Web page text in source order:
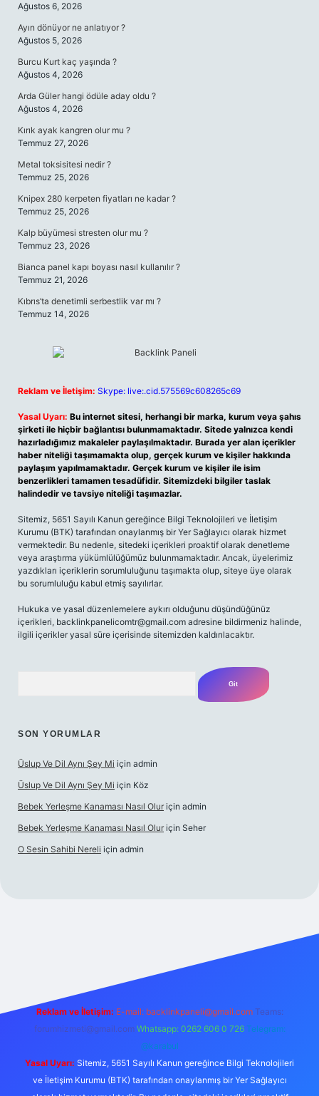
Ağustos 6, 2026
Ayın dönüyor ne anlatıyor ?
Ağustos 5, 2026
Burcu Kurt kaç yaşında ?
Ağustos 4, 2026
Arda Güler hangi ödüle aday oldu ?
Ağustos 4, 2026
Kırık ayak kangren olur mu ?
Temmuz 27, 2026
Metal toksisitesi nedir ?
Temmuz 25, 2026
Knipex 280 kerpeten fiyatları ne kadar ?
Temmuz 25, 2026
Kalp büyümesi stresten olur mu ?
Temmuz 23, 2026
Bianca panel kapı boyası nasıl kullanılır ?
Temmuz 21, 2026
Kıbrıs’ta denetimli serbestlik var mı ?
Temmuz 14, 2026
Reklam ve İletişim: Skype: live:.cid.575569c608265c69
Yasal Uyarı: Bu internet sitesi, herhangi bir marka, kurum veya şahıs
şirketi ile hiçbir bağlantısı bulunmamaktadır. Sitede yalnızca kendi
hazırladığımız makaleler paylaşılmaktadır. Burada yer alan içerikler
haber niteliği taşımamakta olup, gerçek kurum ve kişiler hakkında
paylaşım yapılmamaktadır. Gerçek kurum ve kişiler ile isim
benzerlikleri tamamen tesadüfidir. Sitemizdeki bilgiler taslak
halindedir ve tavsiye niteliği taşımazlar.
Sitemiz, 5651 Sayılı Kanun gereğince Bilgi Teknolojileri ve İletişim
Kurumu (BTK) tarafından onaylanmış bir Yer Sağlayıcı olarak hizmet
vermektedir. Bu nedenle, sitedeki içerikleri proaktif olarak denetleme
veya araştırma yükümlülüğümüz bulunmamaktadır. Ancak, üyelerimiz
yazdıkları içeriklerin sorumluluğunu taşımakta olup, siteye üye olarak
bu sorumluluğu kabul etmiş sayılırlar.
Hukuka ve yasal düzenlemelere aykırı olduğunu düşündüğünüz
içerikleri, backlinkpanelicomtr@gmail.com adresine bildirmeniz halinde,
ilgili içerikler yasal süre içerisinde sitemizden kaldırılacaktır.
SON YORUMLAR
Üslup Ve Dil Aynı Şey Mi için admin
Üslup Ve Dil Aynı Şey Mi için Köz
Bebek Yerleşme Kanaması Nasıl Olur için admin
Bebek Yerleşme Kanaması Nasıl Olur için Seher
O Sesin Sahibi Nereli için admin
Reklam ve İletişim: E-mail: backlinkpaneli@gmail.com Teams:
forumhizmeti@gmail.com Whatsapp: 0262 606 0 726 Telegram:
@karabul
Yasal Uyarı: Sitemiz, 5651 Sayılı Kanun gereğince Bilgi Teknolojileri
ve İletişim Kurumu (BTK) tarafından onaylanmış bir Yer Sağlayıcı